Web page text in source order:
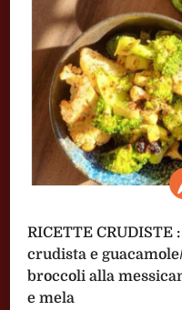
RICETTE
crudista e
broccoli alla
e mela